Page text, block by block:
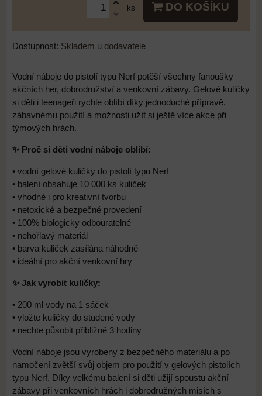
ks DO KOŠÍKU
Dostupnost: Skladem u dodavatele
Vodní náboje do pistolí typu Nerf potěší všechny fanoušky
akčních her, dobrodružství a venkovní zábavy. Gelové kuličky
si děti i teenageři rychle oblíbí díky jednoduché přípravě,
zábavnému použití a možnosti užít si ještě více akce při
týmových hrách.
✨ Proč si děti vodní náboje oblíbí:
• vodní gelové kuličky do pistolí typu Nerf
• balení obsahuje 10 000 ks kuliček
• vhodné i pro kreativní tvorbu
• netoxické a bezpečné provedení
• 100% biologicky odbouratelné
• nehořlavý materiál
• barva kuliček zasílána náhodně
• ideální pro akční venkovní hry
✨ Jak vyrobit kuličky:
• 200 ml vody na 1 sáček
• vložte kuličky do studené vody
• nechte působit přibližně 3 hodiny
Vodní náboje jsou vyrobeny z bezpečného materiálu a po
namočení zvětší svůj objem pro použití v gelových pistolích
typu Nerf. Díky velkému balení si děti užijí spoustu akční
zábavy při venkovních hrách i dobrodružných misích s